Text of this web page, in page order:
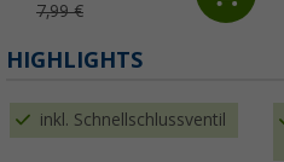
7,99 €
HIGHLIGHTS
inkl. Schnellschlussventil